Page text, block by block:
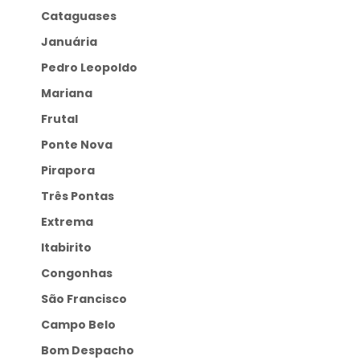
Cataguases
Januária
Pedro Leopoldo
Mariana
Frutal
Ponte Nova
Pirapora
Três Pontas
Extrema
Itabirito
Congonhas
São Francisco
Campo Belo
Bom Despacho